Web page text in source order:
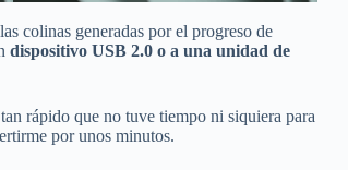
colinas generadas por el progreso de
dispositivo USB 2.0 o a una unidad de
rápido que no tuve tiempo ni siquiera para
por unos minutos.